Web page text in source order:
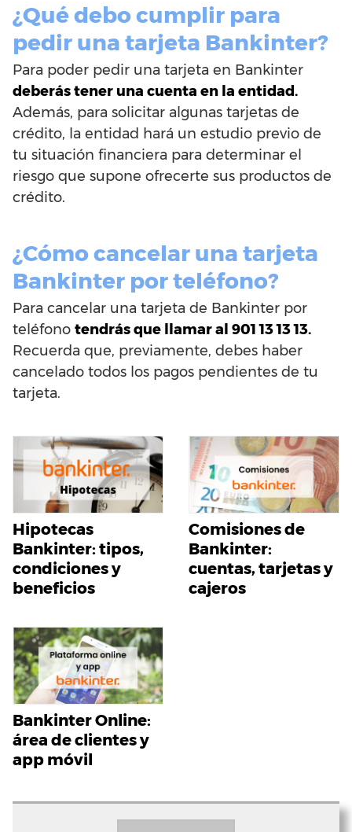
¿Qué debo cumplir para
pedir una tarjeta Bankinter?
Para poder pedir una tarjeta en Bankinter
deberás tener una cuenta en la entidad.
Además, para solicitar algunas tarjetas de
crédito, la entidad hará un estudio previo de
tu situación financiera para determinar el
riesgo que supone ofrecerte sus productos de
crédito.
¿Cómo cancelar una tarjeta
Bankinter por teléfono?
Para cancelar una tarjeta de Bankinter por
teléfono tendrás que llamar al 901 13 13 13.
Recuerda que, previamente, debes haber
cancelado todos los pagos pendientes de tu
tarjeta.
Hipotecas
Bankinter: tipos,
condiciones y
beneficios
Comisiones de
Bankinter:
cuentas, tarjetas y
cajeros
Bankinter Online:
área de clientes y
app móvil